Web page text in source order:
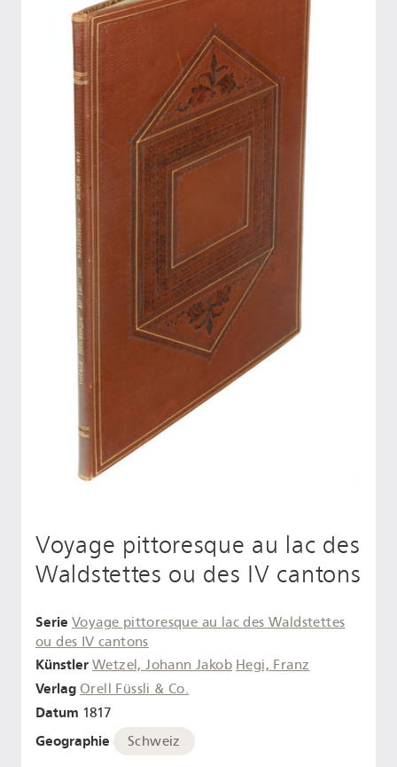
Voyage pittoresque au lac des
Waldstettes ou des IV cantons
Serie Voyage pittoresque au lac des Waldstettes
ou des IV cantons
Künstler Wetzel, Johann Jakob Hegi, Franz
Verlag Orell Füssli & Co.
Datum 1817
Geographie Schweiz